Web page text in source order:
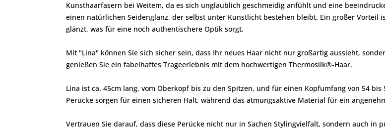
Kunsthaarfasern bei Weitem, da es sich unglaublich geschmeidig anfühlt und eine
einen natürlichen Seidenglanz, der selbst unter Kunstlicht bestehen bleibt. Ein großer Vorteil
glänzt, was für eine noch authentischere Optik sorgt.
Mit "Lina" können Sie sich sicher sein, dass Ihr neues Haar nicht nur großartig aussieht,
genießen Sie ein fabelhaftes Trageerlebnis mit dem hochwertigen Thermosilk®-Haar.
Lina ist ca. 45cm lang, vom Oberkopf bis zu den Spitzen, und für einen Kopfumfang von 54
Perücke sorgen für einen sicheren Halt, während das atmungsaktive Material für ein
Vertrauen Sie darauf, dass diese Perücke nicht nur in Sachen Stylingvielfalt, sondern auch